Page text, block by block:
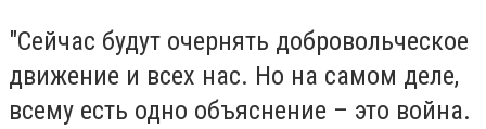
"Сейчас будут очернять добровольческое
движение и всех нас. Но на самом деле,
всему есть одно объяснение – это война.